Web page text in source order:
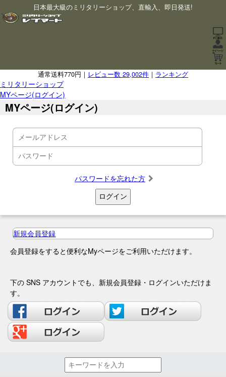
日本最大級のミリタリーショップ、直輸入、即日発送!
通常送料770円｜ レビュー数 29,002件 ｜ ランキング
ミリタリーショップ
MYページ(ログイン)
MYページ(ログイン)
パスワードを忘れた方
新規会員登録
会員登録をすると便利なMyページをご利用いただけます。
下の SNS アカウントでも、新規会員登録・ログインいただけま
す。